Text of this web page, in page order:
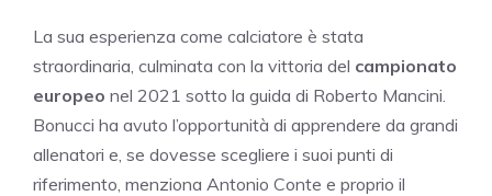
La sua esperienza come calciatore è stata
straordinaria, culminata con la vittoria del campionato
europeo nel 2021 sotto la guida di Roberto Mancini.
Bonucci ha avuto l’opportunità di apprendere da grandi
allenatori e, se dovesse scegliere i suoi punti di
riferimento, menziona Antonio Conte e proprio il